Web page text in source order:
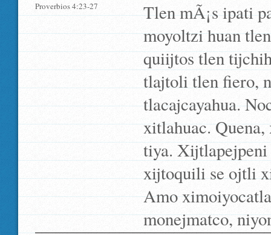
Proverbios 4:23-27
Tlen mÃ¡s ipati
moyoltzi huan
quiijtos tlen
tlajtoli tlen fiero,
tlacajcayahua.
xitlahuac.
tiya. Xijtlapejpeni
xijtoquili se ojtli
Amo
monejmatco,